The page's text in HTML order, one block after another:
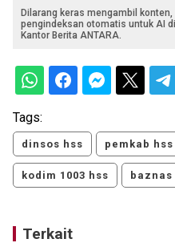
Dilarang keras mengambil
pengindeksan otomatis untuk AI
Kantor Berita ANTARA.
Tags:
dinsos hss pemkab hss
kodim 1003 hss baznas
Terkait